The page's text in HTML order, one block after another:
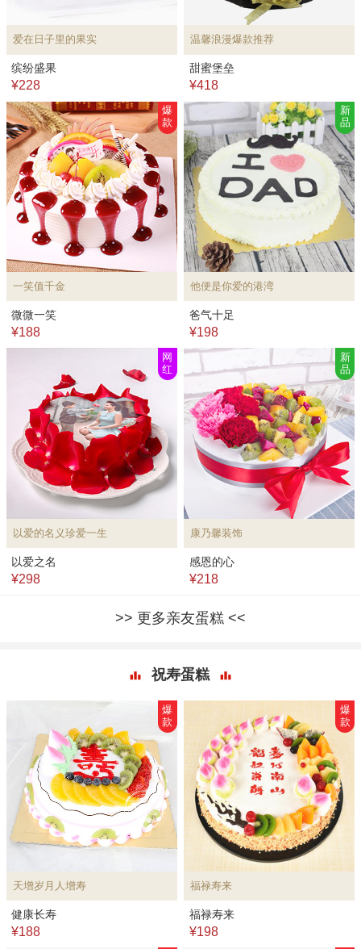
爱在日子里的果实
缤纷盛果
¥228
温馨浪漫爆款推荐
甜蜜堡垒
¥418
一笑值千金
爆
款
微微一笑
¥188
他便是你爱的港湾
新
品
爸气十足
¥198
以爱的名义珍爱一生
网
红
以爱之名
¥298
康乃馨装饰
新
品
感恩的心
¥218
更多亲友蛋糕
祝寿蛋糕
天增岁月人增寿
爆
款
健康长寿
¥188
福禄寿来
爆
款
福禄寿来
¥198